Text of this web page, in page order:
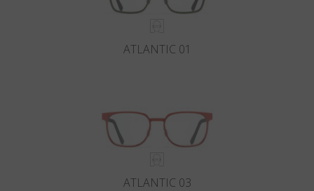
ATLANTIC 01
ATLANTIC 03